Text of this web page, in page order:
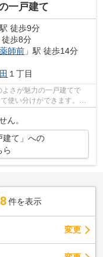
一戸建て
駅 徒歩9分
徒歩8分
師前 」駅 徒歩14分
１丁目
さが魅力の一戸建てで
使い分けができます。戸
ん。
建て」への
ら
件を表示
変更